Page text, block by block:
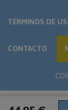
TÉRMINOS DE
CONTACTO